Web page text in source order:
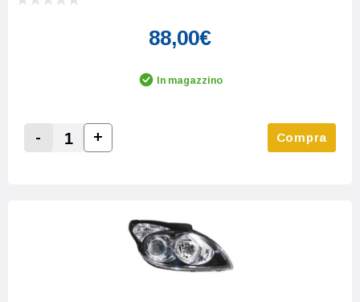
88,00€
In magazzino
Decrease Quantity:
-
Increase Quantity:
+ Compra